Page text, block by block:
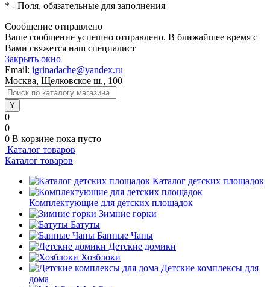
* - Поля, обязательные для заполнения
Сообщение отправлено
Ваше сообщение успешно отправлено. В ближайшее время с
Вами свяжется наш специалист
Закрыть окно
Email: igrinadache@yandex.ru
Москва, Щелковское ш., 100
0
0
0 В корзине пока пусто
Каталог товаров
Каталог товаров
Каталог детских площадок
Комплектующие для детских площадок
Зимние горки
Батуты
Банные Чаны
Детские домики
Хозблоки
Детские комплексы для
дома